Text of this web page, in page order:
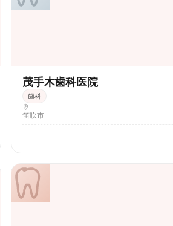
茂手木歯科医院
歯科
笛吹市